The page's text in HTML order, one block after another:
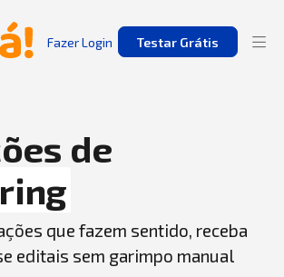
Fazer Login Testar Grátis
de
que fazem sentido, receba
editais sem garimpo manual